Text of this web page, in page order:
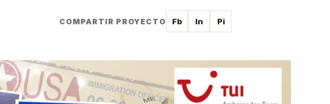
COMPARTIR PROYECTO Fb In Pi